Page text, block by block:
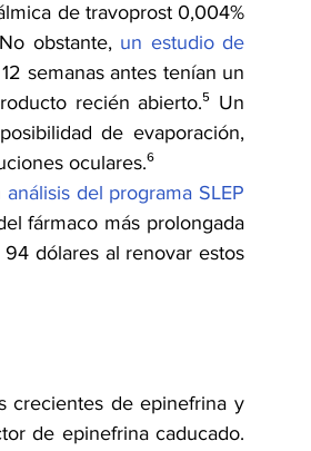
de travoprost 0,004%
obstante, un estudio de
semanas antes tenían un
de evaporación,
oculares.⁶
análisis del programa SLEP
fármaco más prolongada
dólares al renovar estos
crecientes de epinefrina y
de epinefrina caducado.